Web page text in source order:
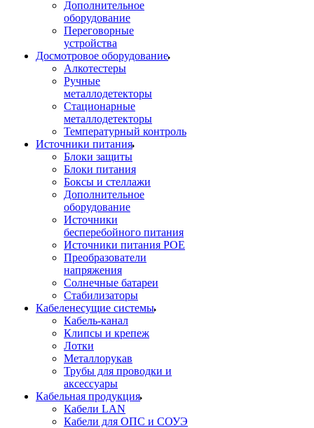
Дополнительное
оборудование
Переговорные
устройства
Досмотровое оборудование
Алкотестеры
Ручные
металлодетекторы
Стационарные
металлодетекторы
Температурный контроль
Источники питания
Блоки защиты
Блоки питания
Боксы и стеллажи
Дополнительное
оборудование
Источники
бесперебойного питания
Источники питания POE
Преобразователи
напряжения
Солнечные батареи
Стабилизаторы
Кабеленесущие системы
Кабель-канал
Клипсы и крепеж
Лотки
Металлорукав
Трубы для проводки и
аксессуары
Кабельная продукция
Кабели LAN
Кабели для ОПС и СОУЭ